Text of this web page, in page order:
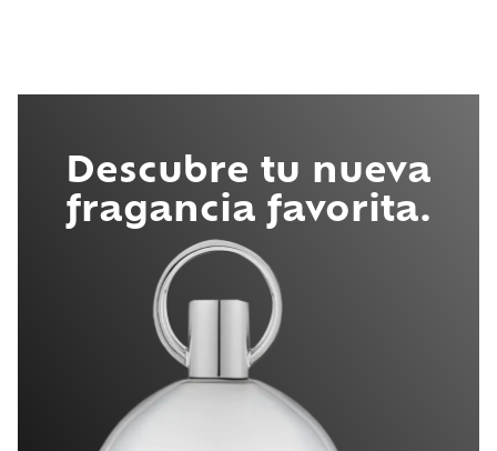
Descubre tu nueva
fragancia favorita.